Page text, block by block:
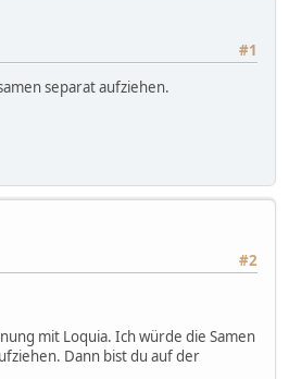
#1
separat aufziehen.
#2
mit Loquia. Ich würde die Samen
Dann bist du auf der